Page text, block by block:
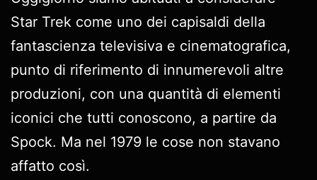
Star Trek come uno dei capisaldi della
fantascienza televisiva e cinematografica,
punto di riferimento di innumerevoli altre
produzioni, con una quantità di elementi
iconici che tutti conoscono, a partire da
Spock. Ma nel 1979 le cose non stavano
affatto così.